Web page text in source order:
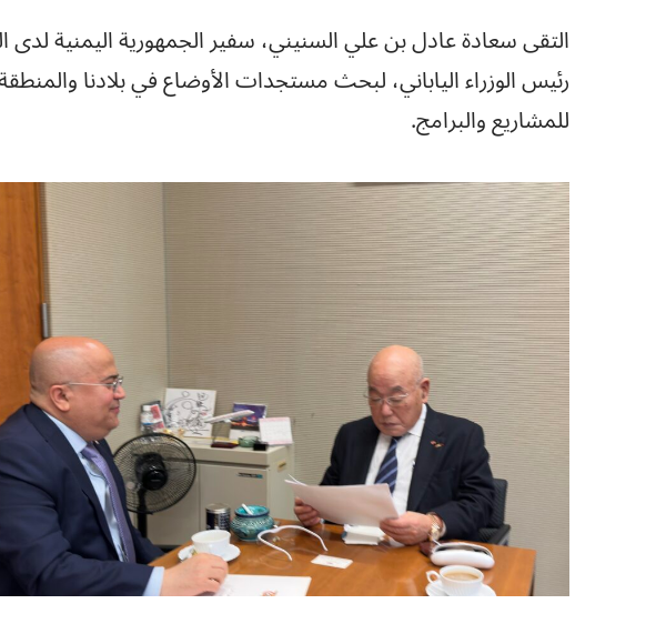
التقى سعادة عادل بن علي السنيني، سفير الجمهورية اليمنية لدى
رئيس الوزراء الياباني، لبحث مستجدات الأوضاع في بلادنا
للمشاريع والبرامج.